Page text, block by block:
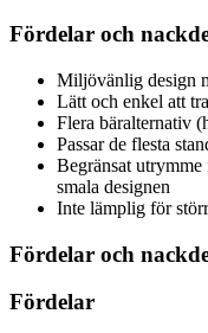
Fördelar och
Miljövänlig design
Lätt och enkel att
Flera bäralternativ
Passar de flesta
Begränsat
smala designen
Inte lämplig för
Fördelar och
Fördelar